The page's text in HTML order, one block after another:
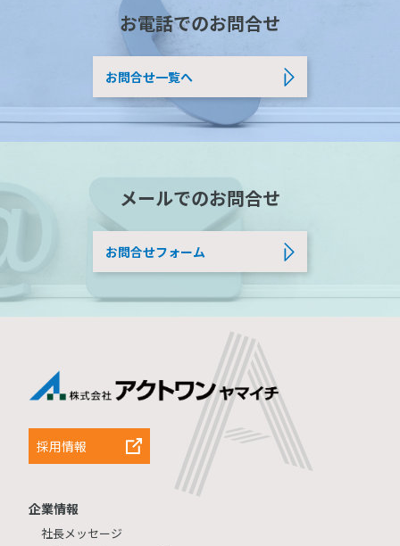
お電話でのお問合せ
お問合せ一覧へ
メールでのお問合せ
お問合せフォーム
採用情報
企業情報
社長メッセージ